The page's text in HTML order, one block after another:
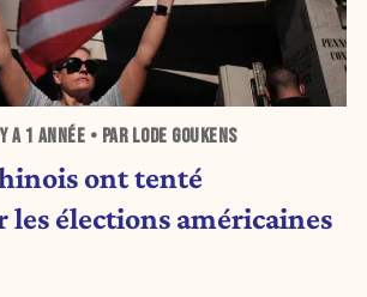
A1 ANNÉE • PAR LODE GOUKENS
ont tenté
les élections américaines